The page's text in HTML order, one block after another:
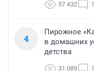
57 432
4
Пирожное
в домашних
детства
31 089